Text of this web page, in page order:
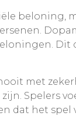
beloning,
Dit
met
Spelers
dat het spel